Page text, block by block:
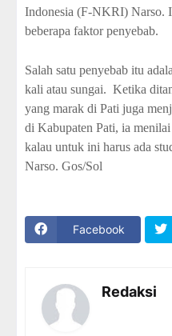
Indonesia (F-NKRI) Narso.
beberapa faktor penyebab.
Salah satu penyebab itu
kali atau sungai. Ketika
yang marak di Pati juga
di Kabupaten Pati, ia
kalau untuk ini harus ada
Narso. Gos/Sol
Facebook
Redaksi